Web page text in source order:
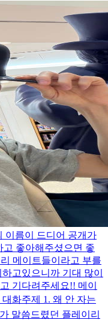
이름이 드디어 공개가
좋아해주셨으면 좋
메이트들이라고 부를
고있으니까 기대 많이
기다려주세요!! 메이
대화주제 1. 왜 안 자는
말씀드렸던 플레이리